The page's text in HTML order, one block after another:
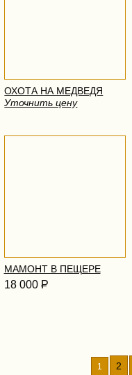
ОХОТА НА МЕДВЕДЯ
Уточнить цену
МАМОНТ В ПЕЩЕРЕ
18 000 Р
1 2